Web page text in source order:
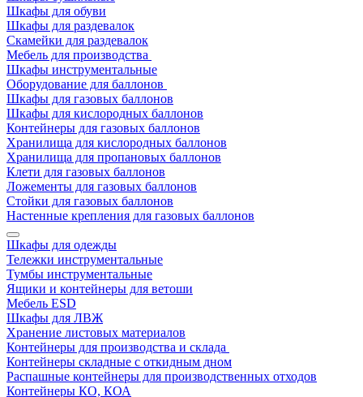
Шкафы для обуви
Шкафы для раздевалок
Скамейки для раздевалок
Мебель для производства
Шкафы инструментальные
Оборудование для баллонов
Шкафы для газовых баллонов
Шкафы для кислородных баллонов
Контейнеры для газовых баллонов
Хранилища для кислородных баллонов
Хранилища для пропановых баллонов
Клети для газовых баллонов
Ложементы для газовых баллонов
Стойки для газовых баллонов
Настенные крепления для газовых баллонов
Шкафы для одежды
Тележки инструментальные
Тумбы инструментальные
Ящики и контейнеры для ветоши
Мебель ESD
Шкафы для ЛВЖ
Хранение листовых материалов
Контейнеры для производства и склада
Контейнеры складные с откидным дном
Распашные контейнеры для производственных отходов
Контейнеры КО, КОА